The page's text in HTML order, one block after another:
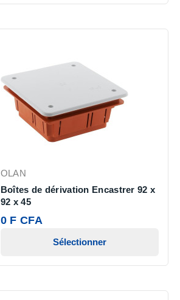
OLAN
Boîtes de dérivation Encastrer 92 x
92 x 45
0 F CFA
Sélectionner